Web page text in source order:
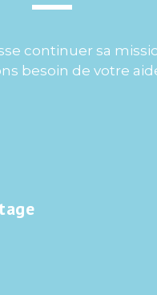
continuer sa
besoin de votre